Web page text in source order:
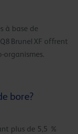
à base de
Brunel XF offrent
bore?
plus de 5,5 %